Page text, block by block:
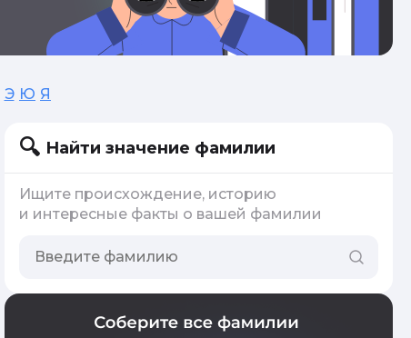
Э Ю Я
Найти значение фамилии
Ищите происхождение, историю
и интересные факты о вашей фамилии